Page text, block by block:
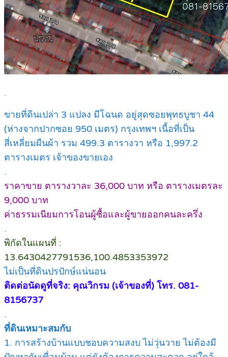
.
ขายที่ดินเปล่า 3 แปลง มีโฉนด อยู่สุดซอยพุทธบูชา 44
(ห่างจากปากซอย 950 เมตร) กรุงเทพฯ เนื้อที่เป็น
สี่เหลี่ยมผืนผ้า รวม 499.3 ตารางวา หรือ 1,997.2
ตารางเมตร เจ้าของขายเอง
.
ราคาขาย ตารางวาละ 36,000 บาท หรือ ตารางเมตรละ
9,000 บาท
ค่าธรรมเนียมการโอนผู้ซื้อและผู้ขายออกคนละครึ่ง
.
พิกัดในแผนที่ :
13.6430427791536,100.4853353972
ไม่เป็นที่ดินปรปักษ์แน่นอน
ติดต่อนัดดูที่จริง: คุณวิกรม (เจ้าของที่) โทร. 081-
8156737
.
ที่ดินเหมาะสมกับ
1. การสร้างบ้านแบบชอบความสงบ ไม่วุ่นวาย ไม่ต้องมี